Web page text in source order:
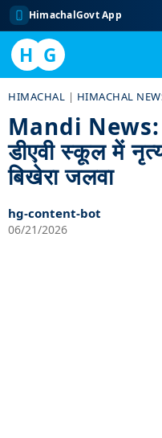
HimachalGovt App
H G
content
HIMACHAL | HIMACHAL
Mandi News:
डीएवी स्कूल में
बिखेरा जलवा
hg-content-bot
06/21/2026